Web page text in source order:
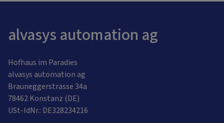
alvasys automation ag
Hofhaus im Paradies
alvasys automation ag
Brauneggerstrasse 34a
78462 Konstanz (DE)
USt-IdNr.: DE328234216